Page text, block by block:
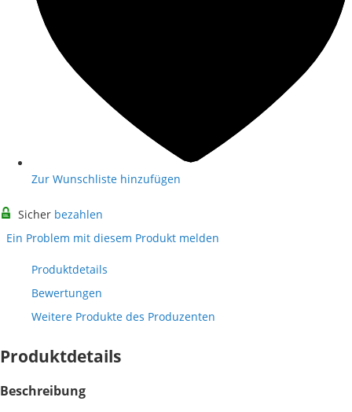
Zur Wunschliste hinzufügen
Sicher bezahlen
Ein Problem mit diesem Produkt melden
Produktdetails
Bewertungen
Weitere Produkte des Produzenten
Produktdetails
Beschreibung